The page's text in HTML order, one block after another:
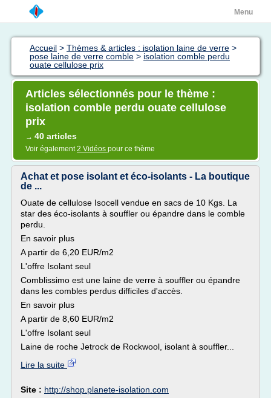
Menu
Accueil > Thèmes & articles : isolation laine de verre >
pose laine de verre comble > isolation comble perdu
ouate cellulose prix
Articles sélectionnés pour le thème :
isolation comble perdu ouate cellulose
prix
→ 40 articles
Voir également2 Vidéos pour ce thème
Achat et pose isolant et éco-isolants - La boutique
de ...
Ouate de cellulose Isocell vendue en sacs de 10 Kgs. La
star des éco-isolants à souffler ou épandre dans le comble
perdu.
En savoir plus
A partir de 6,20 EUR/m2
L'offre Isolant seul
Comblissimo est une laine de verre à souffler ou épandre
dans les combles perdus difficiles d'accès.
En savoir plus
A partir de 8,60 EUR/m2
L'offre Isolant seul
Laine de roche Jetrock de Rockwool, isolant à souffler...
Lire la suite
Site : http://shop.planete-isolation.com